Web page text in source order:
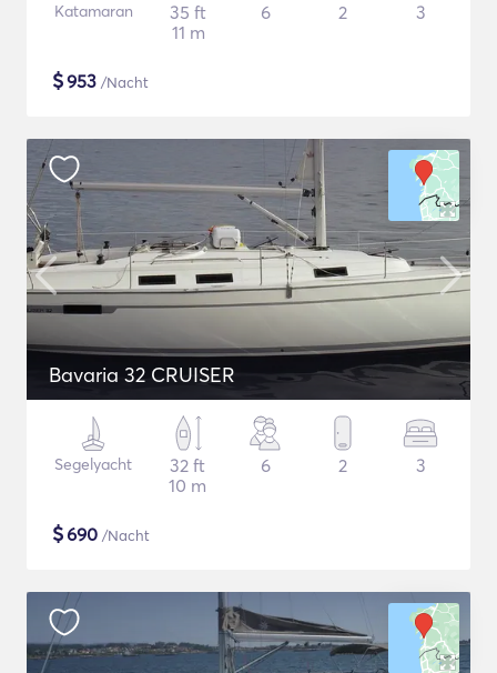
Katamaran
35 ft
11 m
6 2 3
$953 /Nacht
Bavaria 32 CRUISER
Segelyacht
32 ft
10 m
6 2 3
$690 /Nacht